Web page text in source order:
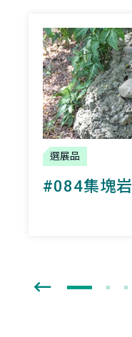
選展品
#084集塊岩